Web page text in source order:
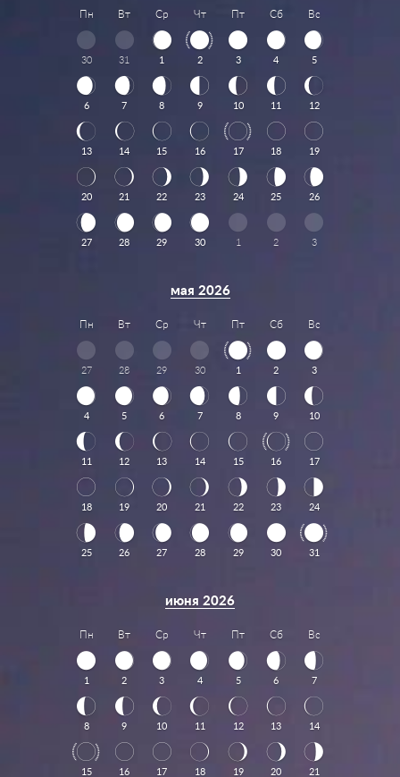
Пн Вт Ср Чт Пт Сб Вс
30 31 1 2 3 4 5
6 7 8 9 10 11 12
13 14 15 16 17 18 19
20 21 22 23 24 25 26
27 28 29 30 1 2 3
мая 2026
Пн Вт Ср Чт Пт Сб Вс
27 28 29 30 1 2 3
4 5 6 7 8 9 10
11 12 13 14 15 16 17
18 19 20 21 22 23 24
25 26 27 28 29 30 31
июня 2026
Пн Вт Ср Чт Пт Сб Вс
1 2 3 4 5 6 7
8 9 10 11 12 13 14
15 16 17 18 19 20 21